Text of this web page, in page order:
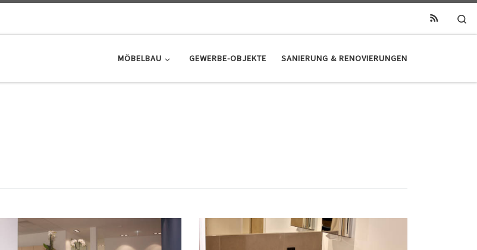
MÖBELBAU GEWERBE-OBJEKTE SANIERUNG & RENOVIERUNGEN